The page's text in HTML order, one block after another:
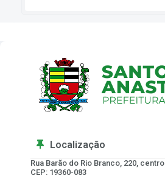
Localização
Rua Barão do Rio Branco, 220, centro
CEP: 19360-083